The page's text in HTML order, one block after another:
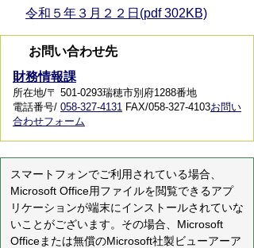
令和５年３月２２日(pdf 302KB)
お問い合わせ先
財務情報課
所在地/〒 501-0293瑞穂市別府1288番地
電話番号/ 058-327-4131 FAX/058-327-4103お問い
合わせフォーム
スマートフォンでご利用されている場合、
Microsoft Office用ファイルを閲覧できるアプ
リケーションが端末にインストールされていな
いことがございます。その場合、Microsoft
Officeまたは無償のMicrosoft社製ビューアーア